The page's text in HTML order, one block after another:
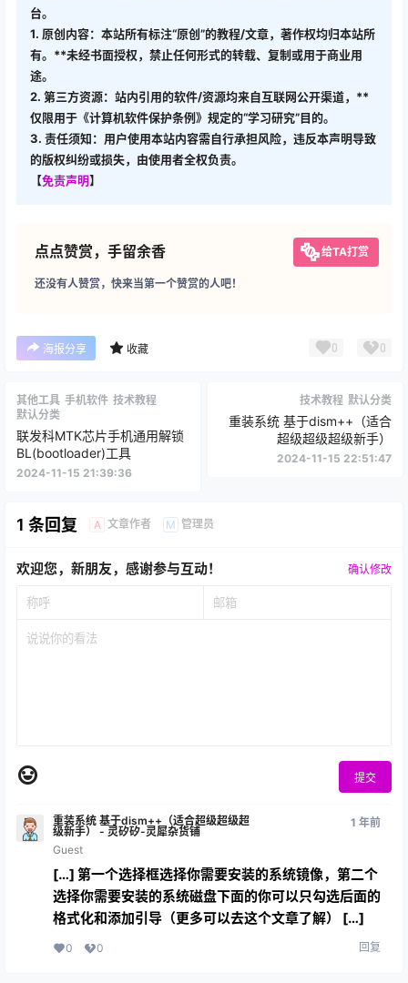
台。
1. 原创内容：本站所有标注“原创”的教程/文章，著作权均归本站所
有。**未经书面授权，禁止任何形式的转载、复制或用于商业用
途。
2. 第三方资源：站内引用的软件/资源均来自互联网公开渠道，**
仅限用于《计算机软件保护条例》规定的“学习研究”目的。
3. 责任须知：用户使用本站内容需自行承担风险，违反本声明导致
的版权纠纷或损失，由使用者全权负责。
【免责声明】
点点赞赏，手留余香 给TA打赏
还没有人赞赏，快来当第一个赞赏的人吧！
海报分享 收藏 0 0
其他工具 手机软件 技术教程
默认分类
联发科MTK芯片手机通用解锁
BL(bootloader)工具
2024-11-15 21:39:36
技术教程 默认分类
重装系统 基于dism++（适合
超级超级超级新手）
2024-11-15 22:51:47
1 条回复 A 文章作者 M 管理员
欢迎您，新朋友，感谢参与互动！ 确认修改
提交
重装系统 基于dism++（适合超级超级超
级新手） - 灵矽矽-灵犀杂货铺
Guest
1 年前
[…] 第一个选择框选择你需要安装的系统镜像，第二个
选择你需要安装的系统磁盘下面的你可以只勾选后面的
格式化和添加引导（更多可以去这个文章了解） […]
0 0 回复